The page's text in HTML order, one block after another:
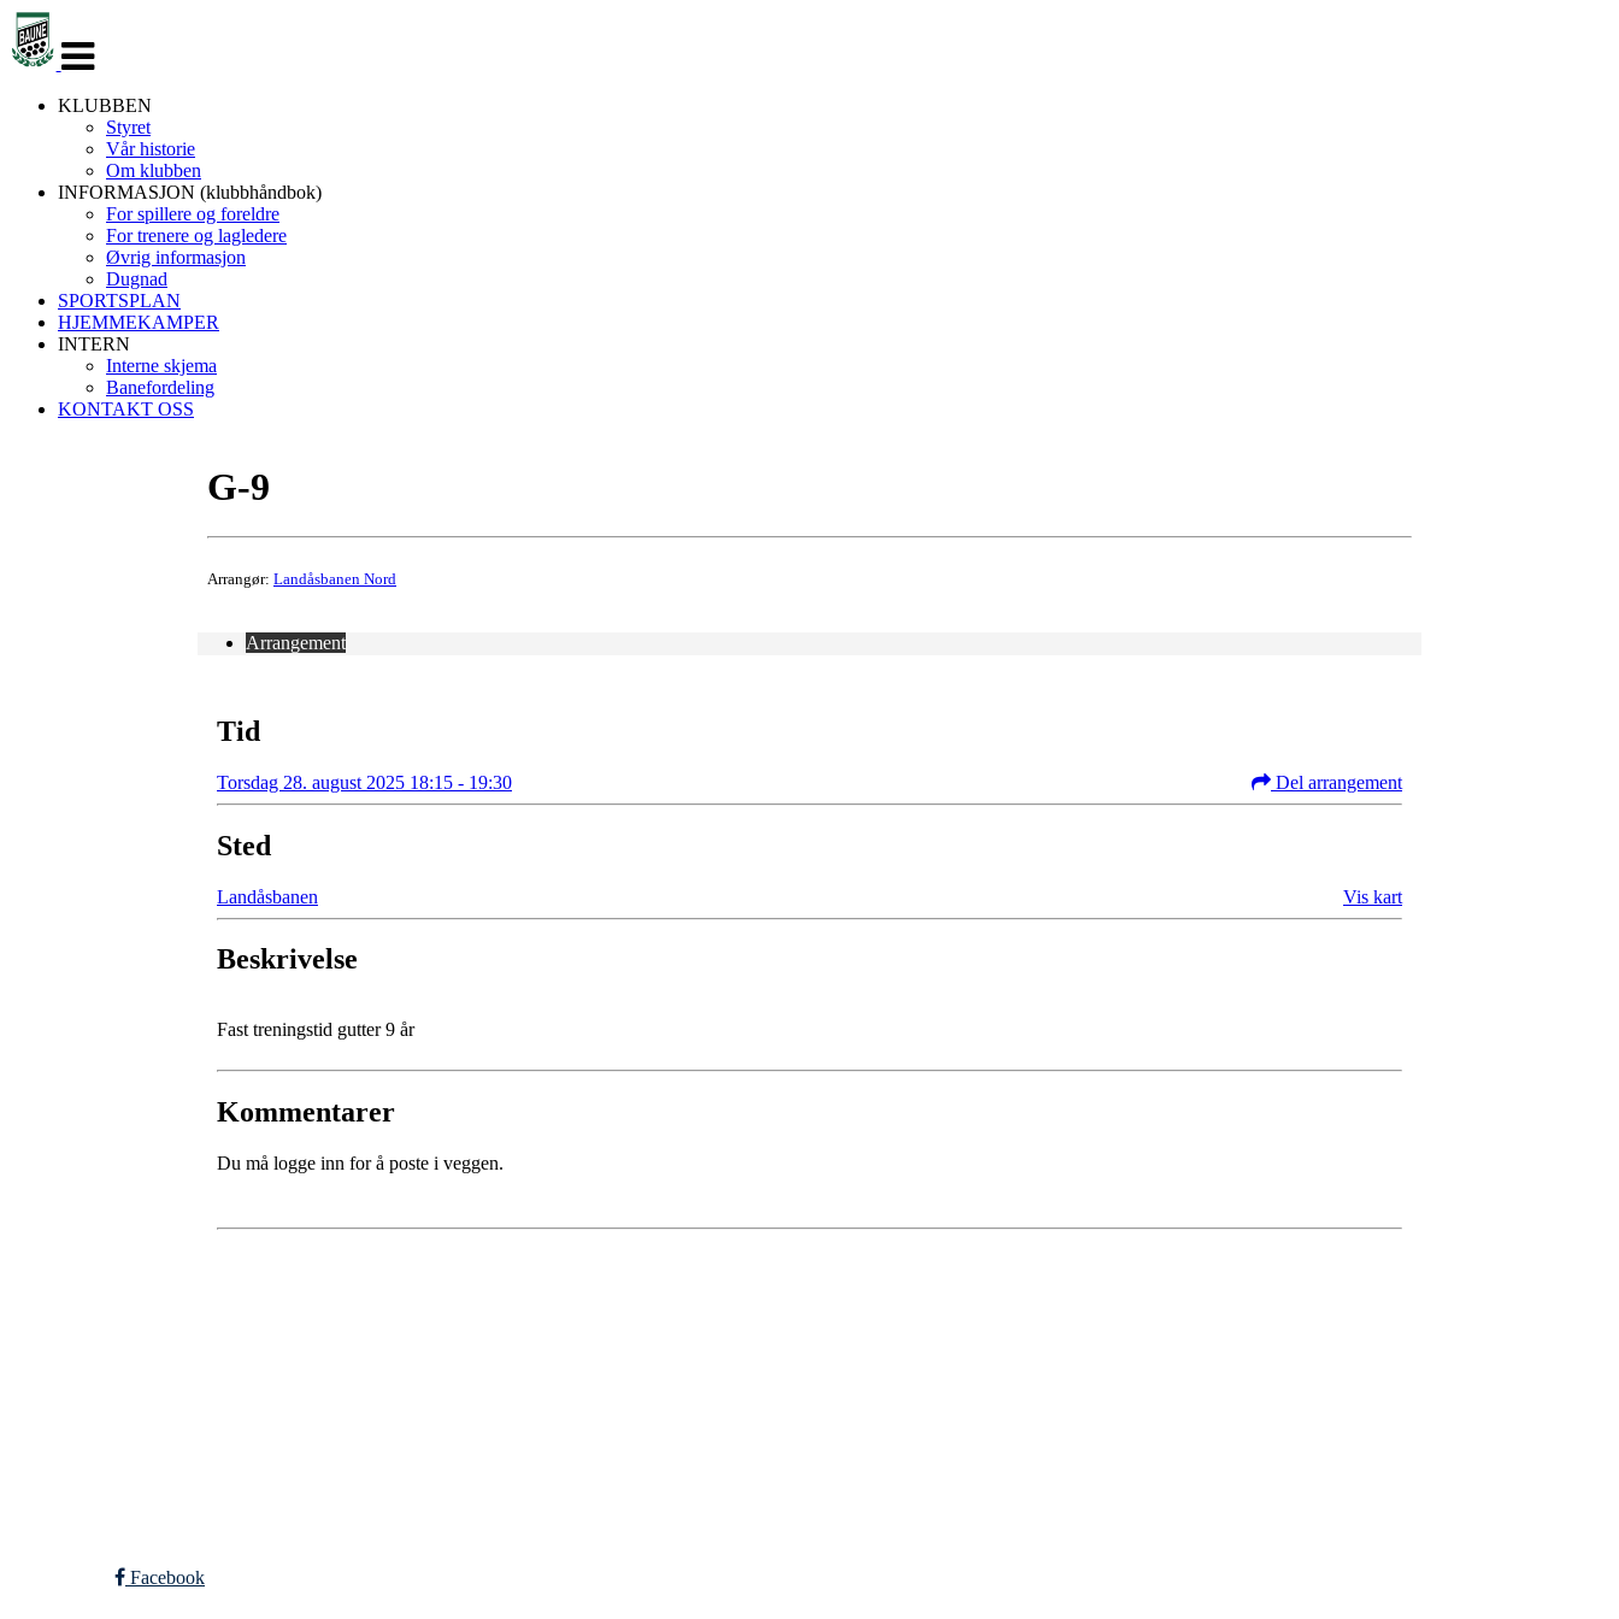
navigasjon
KLUBBEN
Styret
Vår historie
Om klubben
INFORMASJON (klubbhåndbok)
For spillere og foreldre
For trenere og lagledere
Øvrig informasjon
Dugnad
SPORTSPLAN
HJEMMEKAMPER
INTERN
Interne skjema
Banefordeling
KONTAKT OSS
G-9
Arrangør: Landåsbanen Nord
Arrangement
Tid
Torsdag 28. august 2025 18:15 - 19:30 Del arrangement
Sted
Landåsbanen Vis kart
Beskrivelse
Fast treningstid gutter 9 år
Kommentarer
Du må logge inn for å poste i veggen.
Facebook